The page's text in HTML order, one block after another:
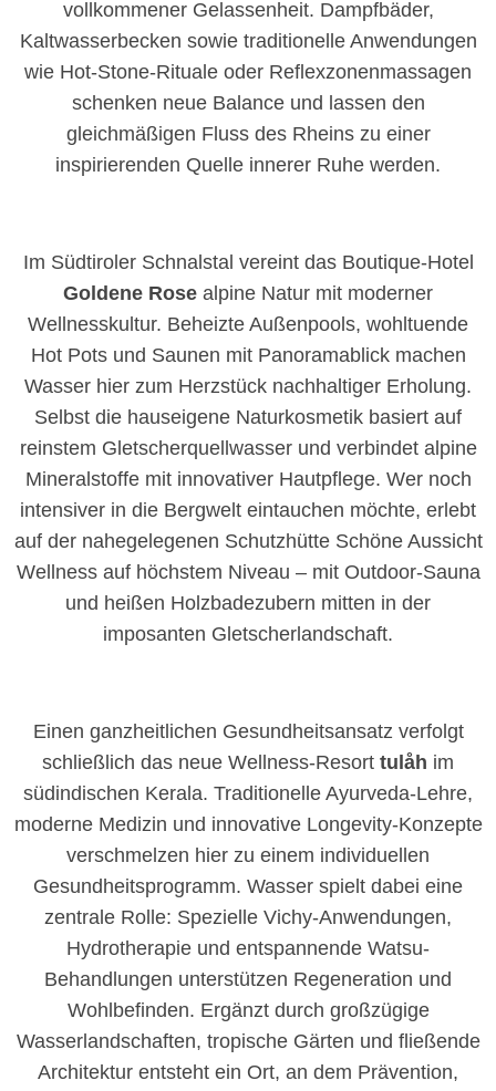
vollkommener Gelassenheit. Dampfbäder,
Kaltwasserbecken sowie traditionelle Anwendungen
wie Hot-Stone-Rituale oder Reflexzonenmassagen
schenken neue Balance und lassen den
gleichmäßigen Fluss des Rheins zu einer
inspirierenden Quelle innerer Ruhe werden.
Im Südtiroler Schnalstal vereint das Boutique-Hotel
Goldene Rose alpine Natur mit moderner
Wellnesskultur. Beheizte Außenpools, wohltuende
Hot Pots und Saunen mit Panoramablick machen
Wasser hier zum Herzstück nachhaltiger Erholung.
Selbst die hauseigene Naturkosmetik basiert auf
reinstem Gletscherquellwasser und verbindet alpine
Mineralstoffe mit innovativer Hautpflege. Wer noch
intensiver in die Bergwelt eintauchen möchte, erlebt
auf der nahegelegenen Schutzhütte Schöne Aussicht
Wellness auf höchstem Niveau – mit Outdoor-Sauna
und heißen Holzbadezubern mitten in der
imposanten Gletscherlandschaft.
Einen ganzheitlichen Gesundheitsansatz verfolgt
schließlich das neue Wellness-Resort tulåh im
südindischen Kerala. Traditionelle Ayurveda-Lehre,
moderne Medizin und innovative Longevity-Konzepte
verschmelzen hier zu einem individuellen
Gesundheitsprogramm. Wasser spielt dabei eine
zentrale Rolle: Spezielle Vichy-Anwendungen,
Hydrotherapie und entspannende Watsu-
Behandlungen unterstützen Regeneration und
Wohlbefinden. Ergänzt durch großzügige
Wasserlandschaften, tropische Gärten und fließende
Architektur entsteht ein Ort, an dem Prävention,